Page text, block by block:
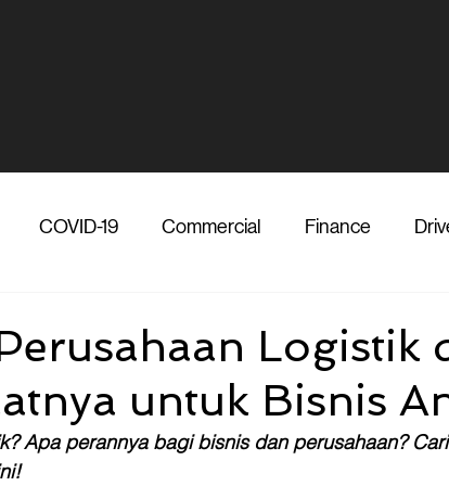
COVID-19 Commercial Finance
Vendor Shipper Media COVID-19
Logistik
untuk Bisnis
Apa perannya bagi bisnis dan perusahaan?